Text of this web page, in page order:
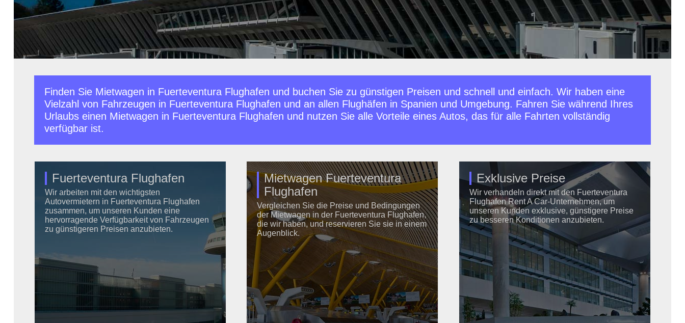
Finden Sie Mietwagen in Fuerteventura Flughafen und buchen Sie zu günstigen Preisen und schnell und einfach. Wir haben eine
Vielzahl von Fahrzeugen in Fuerteventura Flughafen und an allen Flughäfen in Spanien und Umgebung. Fahren Sie während Ihres
Urlaubs einen Mietwagen in Fuerteventura Flughafen und nutzen Sie alle Vorteile eines Autos, das für alle Fahrten vollständig
verfügbar ist.
Fuerteventura Flughafen
Wir arbeiten mit den wichtigsten
Autovermietern in Fuerteventura Flughafen
zusammen, um unseren Kunden eine
hervorragende Verfügbarkeit von Fahrzeugen
zu günstigeren Preisen anzubieten.
Mietwagen Fuerteventura
Flughafen
Vergleichen Sie die Preise und Bedingungen
der Mietwagen in der Fuerteventura Flughafen,
die wir haben, und reservieren Sie sie in einem
Augenblick.
Exklusive Preise
Wir verhandeln direkt mit den Fuerteventura
Flughafen Rent A Car-Unternehmen, um
unseren Kunden exklusive, günstigere Preise
zu besseren Konditionen anzubieten.